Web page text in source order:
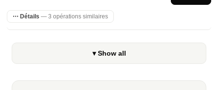
⋯ Détails — 3 opérations similaires
▾ Show all